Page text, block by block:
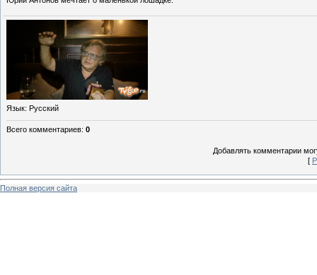
Язык: Русский
Всего комментариев: 0
Добавлять комментарии
[
Полная версия сайта